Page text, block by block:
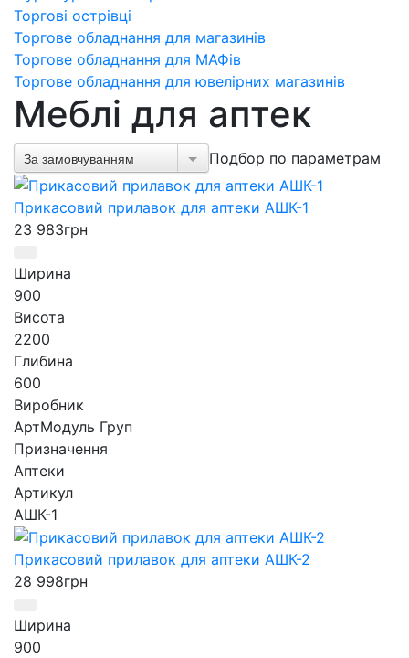
Торгові острівці
Торгове обладнання для магазинів
Торгове обладнання для МАФів
Торгове обладнання для ювелірних магазинів
Меблі для аптек
За замовчуванням Подбор по параметрам
Прикасовий прилавок для аптеки АШК-1
23 983грн
Ширина
900
Висота
2200
Глибина
600
Виробник
АртМодуль Груп
Призначення
Аптеки
Артикул
АШК-1
Прикасовий прилавок для аптеки АШК-2
28 998грн
Ширина
900